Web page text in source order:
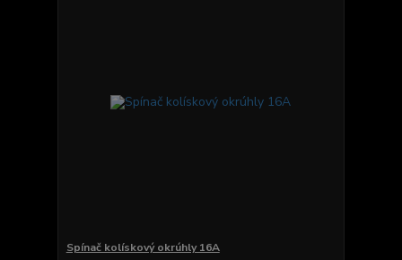
Spínač kolískový okrúhly 16A